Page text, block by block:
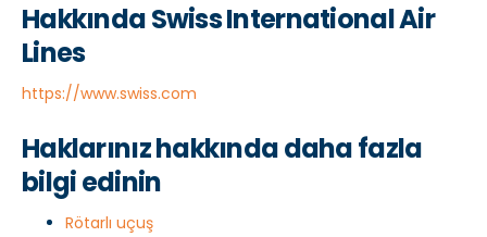
Hakkında Swiss International Air
Lines
https://www.swiss.com
Haklarınız hakkında daha fazla
bilgi edinin
Rötarlı uçuş